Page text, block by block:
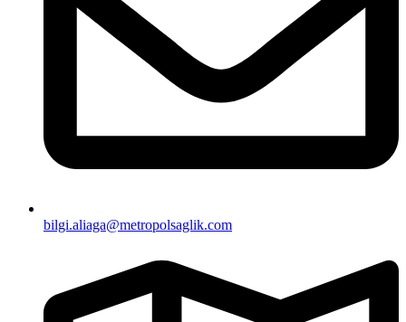
bilgi.aliaga@metropolsaglik.com